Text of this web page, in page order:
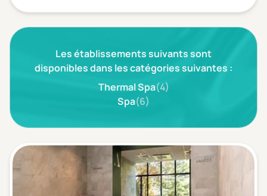
(1)
Offres spéciales Solo
(0)
Établissements proches de chez moi
Km
Transports & hébergement
Les établissements suivants sont
disponibles dans les catégories suivantes :
Thermal Spa(4)
Spa(6)